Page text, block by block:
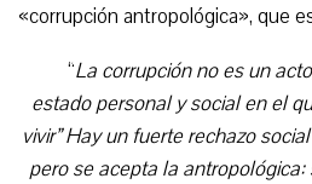
«corrupción antropológica», que
“La corrupción no es un
estado personal y social en el
vivir” Hay un fuerte rechazo
pero se acepta la